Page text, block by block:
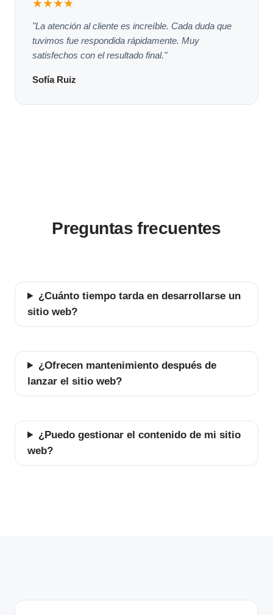
★★★★
"La atención al cliente es increíble. Cada duda que
tuvimos fue respondida rápidamente. Muy
satisfechos con el resultado final."
Sofía Ruiz
Preguntas frecuentes
¿Cuánto tiempo tarda en desarrollarse un
sitio web?
¿Ofrecen mantenimiento después de
lanzar el sitio web?
¿Puedo gestionar el contenido de mi sitio
web?